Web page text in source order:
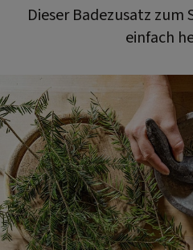
Dieser Badezusatz
einfach